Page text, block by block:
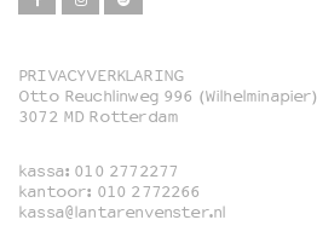
Film
Familie
Film in English
PRIVACYVERKLARING
Otto Reuchlinweg 996 (Wilhelminapier)
3072 MD Rotterdam
kassa: 010 2772277
kantoor: 010 2772266
kassa@lantarenvenster.nl